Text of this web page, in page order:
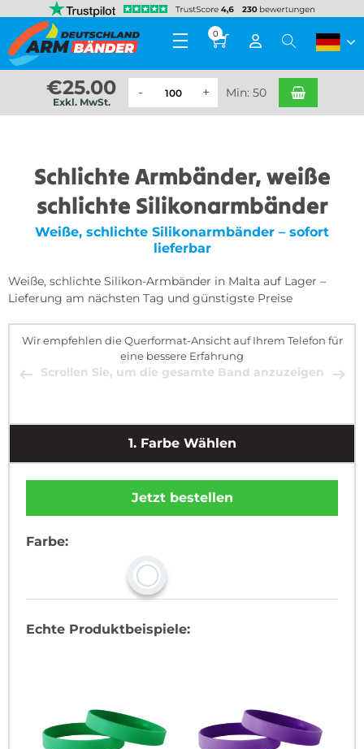
0
€25.00
Exkl. MwSt.
Min: 50
Schlichte Armbänder, weiße
schlichte Silikonarmbänder
Weiße, schlichte Silikonarmbänder – sofort
lieferbar
Weiße, schlichte Silikon-Armbänder in Malta auf Lager –
Lieferung am nächsten Tag und günstigste Preise
Wir empfehlen die Querformat-Ansicht auf Ihrem Telefon für
eine bessere Erfahrung
Scrollen Sie, um die gesamte Band anzuzeigen
1. Farbe Wählen
Jetzt bestellen
Farbe:
Echte Produktbeispiele: